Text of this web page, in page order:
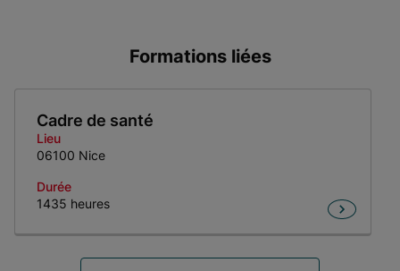
Formations liées
Cadre de santé
Lieu
06100 Nice
Durée
1435 heures